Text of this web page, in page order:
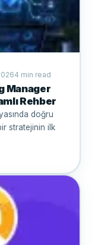
4 min read
Manager
Rehber
doğru
stratejinin ilk